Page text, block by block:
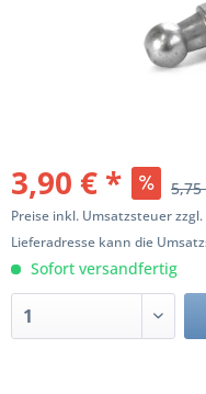
3,90 € *
Preise inkl. Umsatzsteuer zzgl.
Lieferadresse kann die
Sofort versandfertig